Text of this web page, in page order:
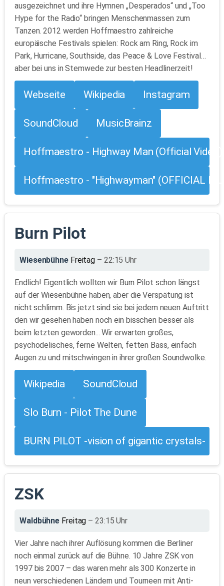
ausgezeichnet und ihre Hymnen „Desperados“ und „Too
Hype for the Radio“ bringen Menschenmassen zum
Tanzen. 2012 werden Hoffmaestro zahlreiche
europäische Festivals spielen: Rock am Ring, Rock im
Park, Hurricane, Southside, das Peace & Love Festival…
aber bei uns in Stemwede zur besten Headlinerzeit!
Webseite Wikipedia Instagram
SoundCloud MusicBrainz
Hoffmaestro - Highway Man (Official Video)
Hoffmaestro - "Highwayman" (OFFICIAL
Burn Pilot
Wiesenbühne Freitag – 22:15 Uhr
Endlich! Eigentlich wollten wir Burn Pilot schon längst
auf der Wiesenbühne haben, aber die Verspätung ist
nicht schlimm. Bis jetzt sind sie bei jedem neuen Auftritt
den wir gesehen haben noch ein bisschen besser als
beim letzten geworden... Wir erwarten großes,
psychodelisches, ferne Welten, fetten Bass, einfach
Augen zu und mitschwingen in ihrer großen Soundwolke.
Wikipedia SoundCloud
Slo Burn - Pilot The Dune
BURN PILOT -vision of gigantic crystals-
ZSK
Waldbühne Freitag – 23:15 Uhr
Vier Jahre nach ihrer Auflösung kommen die Berliner
noch einmal zurück auf die Bühne. 10 Jahre ZSK von
1997 bis 2007 – das waren mehr als 300 Konzerte in
neun verschiedenen Ländern und Tourneen mit Anti-